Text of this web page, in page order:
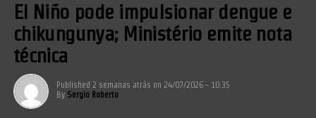
El Niño pode impulsionar dengue e
chikungunya; Ministério emite nota
técnica
Published 2 semanas atrás on 24/07/2026 - 10:35
By Sergio Roberto